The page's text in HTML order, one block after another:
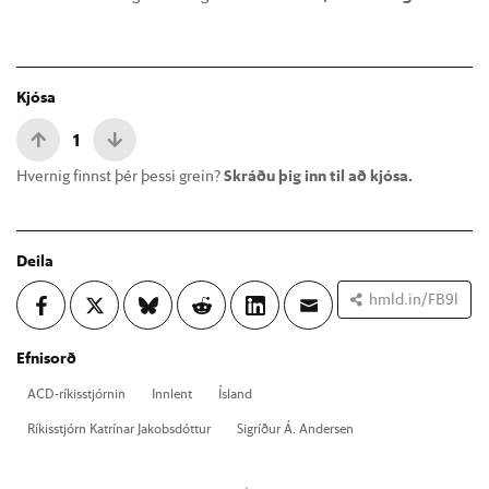
Kjósa
1
Hvernig finnst þér þessi grein?Skráðu þig inn til að kjósa.
Deila
hmld.in/FB9l
Efnisorð
ACD-rík­is­stjórn­in Inn­lent
Ís­land
Rík­is­stjórn Katrín­ar Jak­obs­dótt­ur
Sig­ríð­ur Á. And­er­sen